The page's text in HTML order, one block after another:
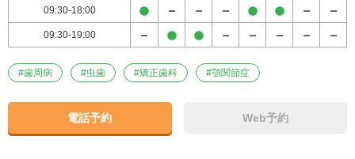
09:30-18:00
09:30-19:00
#歯周病 #虫歯 #矯正歯科 #顎関節症
電話予約 Web予約